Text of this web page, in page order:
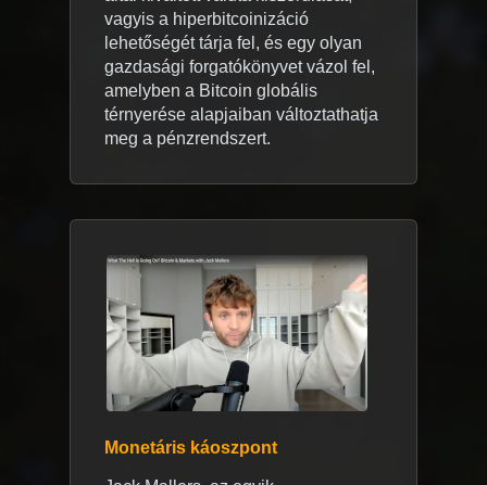
vagyis a hiperbitcoinizáció
lehetőségét tárja fel, és egy olyan
gazdasági forgatókönyvet vázol fel,
amelyben a Bitcoin globális
térnyerése alapjaiban változtathatja
meg a pénzrendszert.
Monetáris káoszpont